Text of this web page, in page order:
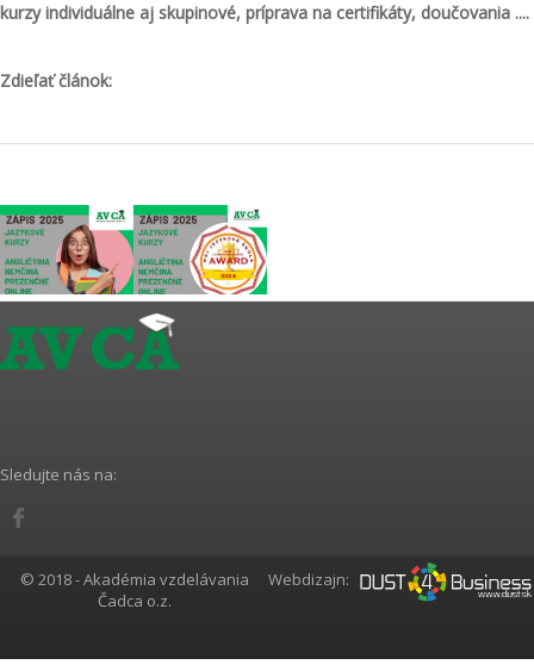
kurzy individuálne aj skupinové, príprava na certifikáty, doučovania ....
Zdieľať článok:
Sledujte nás na:
Webdizajn:
© 2018 - Akadémia vzdelávania
Čadca o.z.